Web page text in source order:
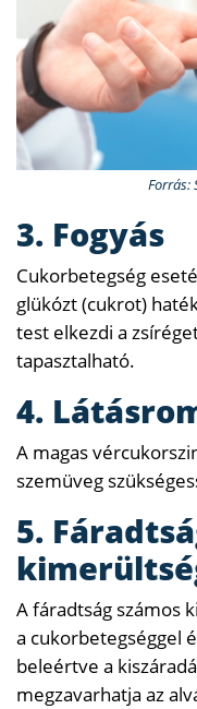
Forrás:
3. Fogyás
Cukorbetegség
glükózt (cukrot)
test elkezdi a
tapasztalható.
4.
A magas
szemüveg
5.
A fáradtság számos
a cukorbetegséggel
beleértve a
megzavarhatja az